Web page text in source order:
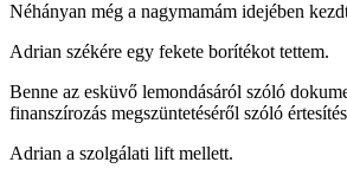
Néhányan még a nagymamám idejében
Adrian székére egy fekete borítékot tettem.
Benne az esküvő lemondásáról szóló
finanszírozás megszüntetéséről szóló
Adrian a szolgálati lift mellett.